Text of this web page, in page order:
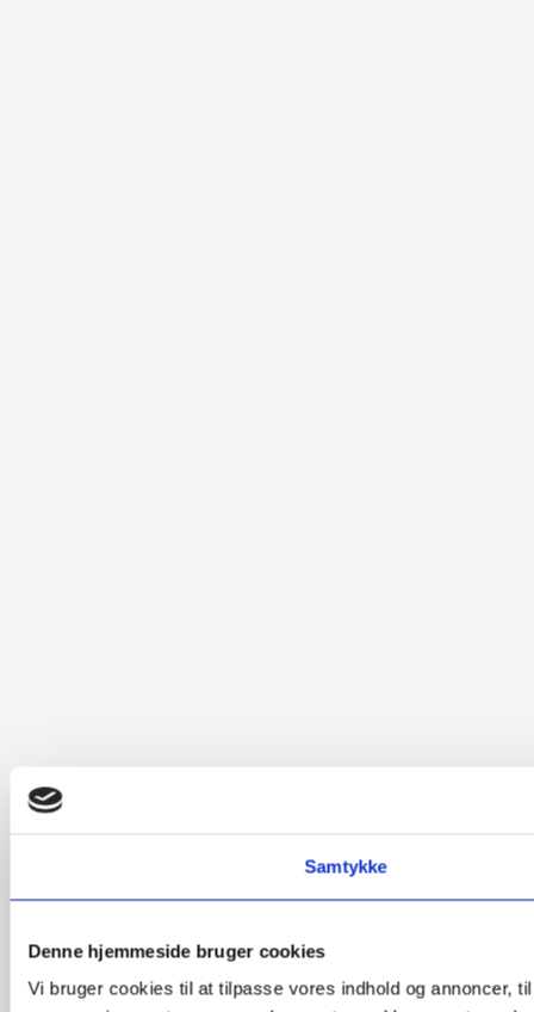
Samtykke
Denne hjemmeside bruger cookies
Vi bruger cookies til at tilpasse vores indhold og annoncer,